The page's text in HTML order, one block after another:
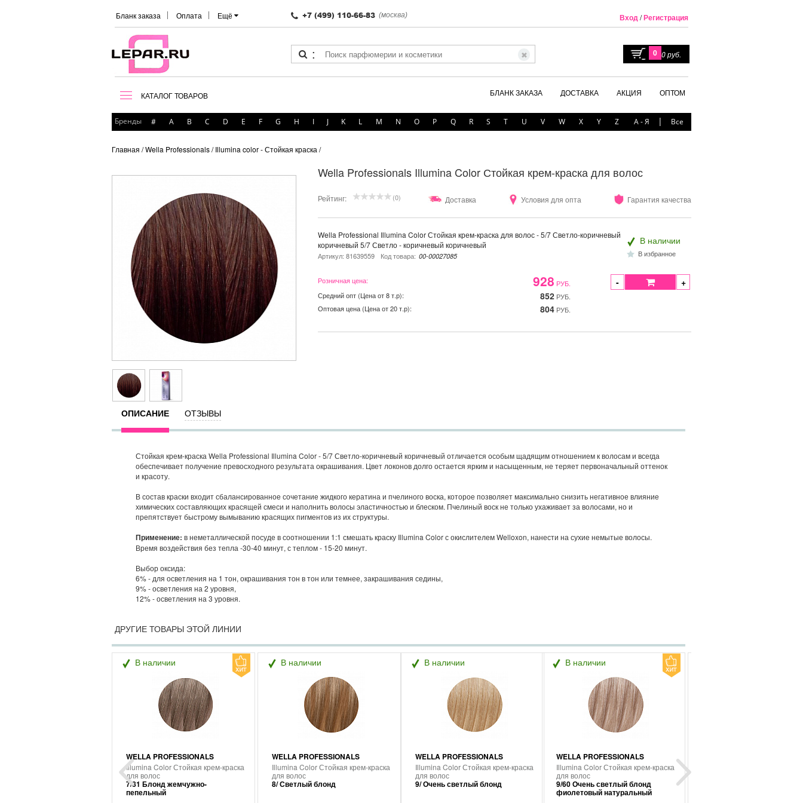
Бланк заказа Оплата Ещё Вход/Регистрация
+7 (499) 110-66-83 (москва)
0 0 руб.
:
КАТАЛОГ ТОВАРОВ ОПТОМ
АКЦИЯ
ДОСТАВКА
БЛАНК ЗАКАЗА
Бренды # A B C D E F G H I J K L M N O P Q R S T U V W X Y Z А - Я | Все
Главная / Wella Professionals/ Illumina color - Стойкая краска /
Wella Professionals Illumina Color Стойкая крем-краска для волос
Гарантия качества
Условия для опта
Доставка
Рейтинг: (0)
В наличии
В избранное
Wella Professional Illumina Color Стойкая крем-краска для волос - 5/7 Светло-коричневый
коричневый 5/7 Светло - коричневый коричневый
Артикул: 81639559 Код товара: 00-00027085
928 РУБ.
Розничная цена:
852 РУБ.
Средний опт (Цена от 8 т.р):
804 РУБ.
Оптовая цена (Цена от 20 т.р):
- +
ОПИСАНИЕ ОТЗЫВЫ
Стойкая крем-краска Wella Professional Illumina Color - 5/7 Светло-коричневый коричневый отличается особым щадящим отношением к волосам и всегда
обеспечивает получение превосходного результата окрашивания. Цвет локонов долго остается ярким и насыщенным, не теряет первоначальный оттенок
и красоту.
В состав краски входит сбалансированное сочетание жидкого кератина и пчелиного воска, которое позволяет максимально снизить негативное влияние
химических составляющих красящей смеси и наполнить волосы эластичностью и блеском. Пчелиный воск не только ухаживает за волосами, но и
препятствует быстрому вымыванию красящих пигментов из их структуры.
Применение: в неметаллической посуде в соотношении 1:1 смешать краску Illumina Color с окислителем Welloxon, нанести на сухие немытые волосы.
Время воздействия без тепла -30-40 минут, с теплом - 15-20 минут.
Выбор оксида:
6% - для осветления на 1 тон, окрашивания тон в тон или темнее, закрашивания седины,
9% - осветления на 2 уровня,
12% - осветления на 3 уровня.
ДРУГИЕ ТОВАРЫ ЭТОЙ ЛИНИИ
В наличии
WELLA PROFESSIONALS
Illumina Color Стойкая крем-краска
для волос
7/81 Блонд жемчужно-
пепельный
В наличии
WELLA PROFESSIONALS
Illumina Color Стойкая крем-краска
для волос
8/ Светлый блонд
В наличии
WELLA PROFESSIONALS
Illumina Color Стойкая крем-краска
для волос
9/ Очень светлый блонд
В наличии
WELLA PROFESSIONALS
Illumina Color Стойкая крем-краска
для волос
9/60 Очень светлый блонд
фиолетовый натуральный